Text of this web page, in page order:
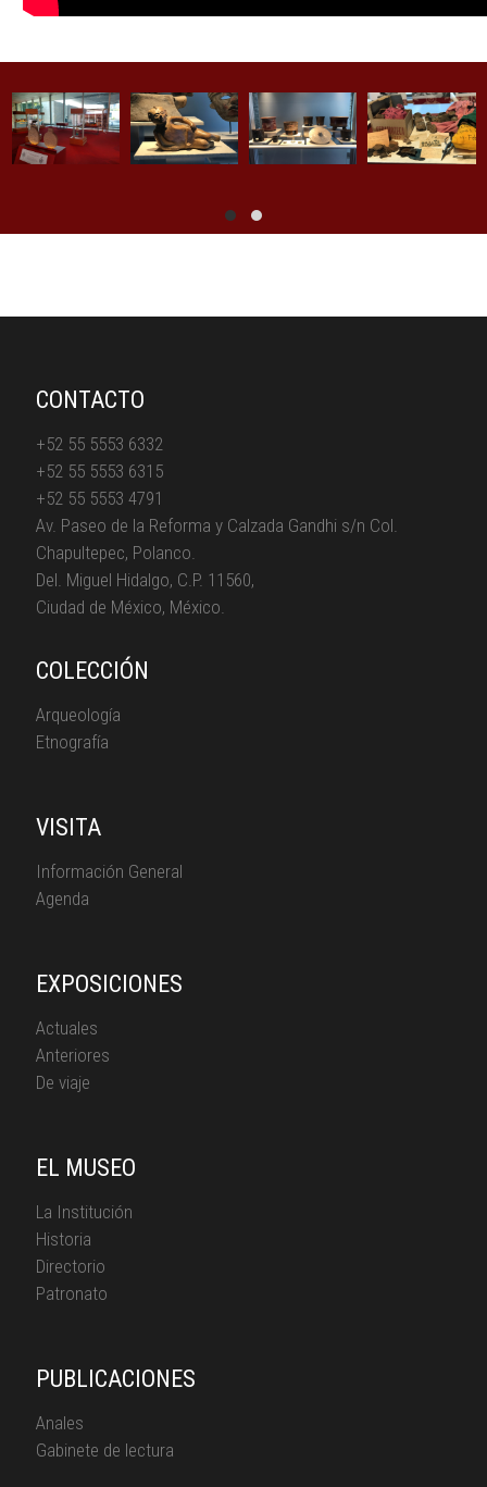
CONTACTO
+52 55 5553 6332
+52 55 5553 6315
+52 55 5553 4791
Av. Paseo de la Reforma y Calzada Gandhi s/n Col.
Chapultepec, Polanco.
Del. Miguel Hidalgo, C.P. 11560,
Ciudad de México, México.
COLECCIÓN
Arqueología
Etnografía
VISITA
Información General
Agenda
EXPOSICIONES
Actuales
Anteriores
De viaje
EL MUSEO
La Institución
Historia
Directorio
Patronato
PUBLICACIONES
Anales
Gabinete de lectura